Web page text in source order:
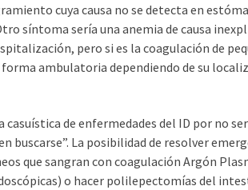
cuya causa no se detecta en
síntoma sería una anemia de causa
pero si es la coagulación de
ambulatoria dependiendo de su
casuística de enfermedades del ID por no
buscarse”. La posibilidad de resolver
que sangran con coagulación Argón
o hacer polilepectomías del